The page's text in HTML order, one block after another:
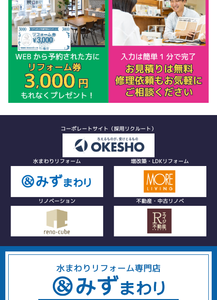
コーポレートサイト（採用リクルート）
水まわりリフォーム 増改築・LDKリフォーム
リノベーション 不動産・中古リノベ
水まわりリフォーム専門店